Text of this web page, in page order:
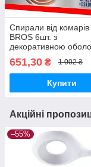
Спирали від комарів
BROS 6шт. з
декоративною
651,30 ₴ 1 002 ₴
Купити
Акційні
–55%